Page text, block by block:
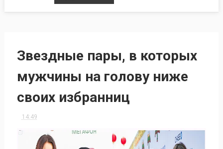
Звездные пары, в которых
мужчины на голову ниже
своих избранниц
14:49